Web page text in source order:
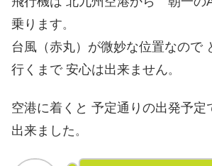
乗ります。
台風（赤丸）が微妙な位置なので
行くまで 安心は出来ません。
空港に着くと 予定通りの出発予定
出来ました 。